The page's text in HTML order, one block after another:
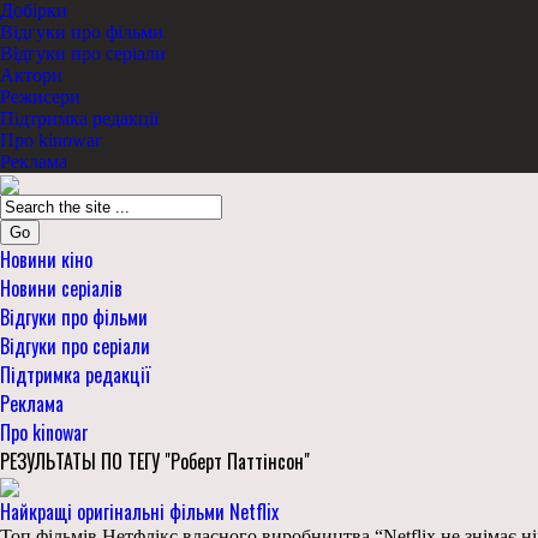
Добірки
Відгуки про фільми
Відгуки про серіали
Актори
Режисери
Підтримка редакції
Про kinowar
Реклама
Go
Новини кіно
Новини серіалів
Відгуки про фільми
Відгуки про серіали
Підтримка редакції
Реклама
Про kinowar
РЕЗУЛЬТАТЫ ПО ТЕГУ "Роберт Паттінсон"
Найкращі оригінальні фільми Netflix